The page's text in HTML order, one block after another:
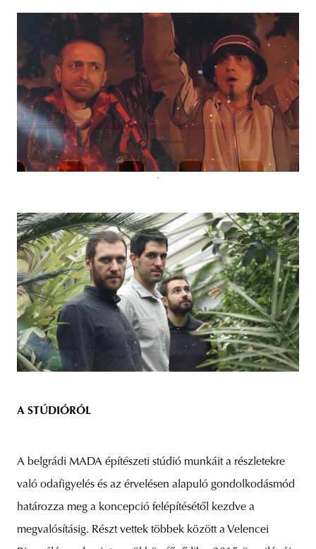
A STÚDIÓRÓL
A belgrádi MADA építészeti stúdió munkáit a részletekre
való odafigyelés és az érvelésen alapuló gondolkodásmód
határozza meg a koncepció felépítésétől kezdve a
megvalósításig. Részt vettek többek között a Velencei